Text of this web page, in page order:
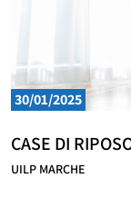
30/01/2025
CASE DI
UILP MARCHE